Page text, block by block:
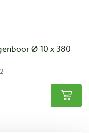
Ø 10 x 380